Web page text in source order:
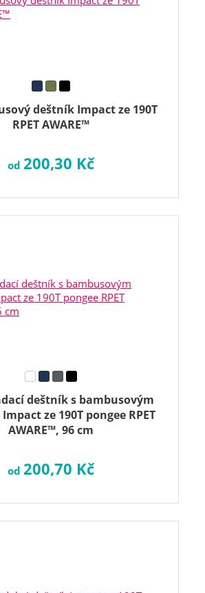
deštník Impact ze 190T
RPET AWARE™
od 200,30 Kč
deštník s bambusovým
ze 190T pongee RPET
AWARE™, 96 cm
od 200,70 Kč